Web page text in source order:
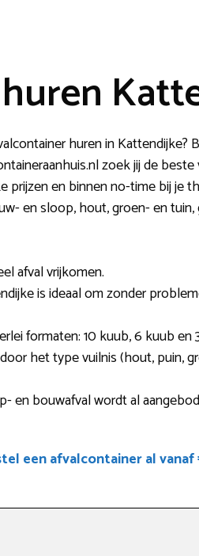
huren in
zoek jij de
prijzen en binnen no-time bij je
en sloop, hout, groen- en
afval vrijkomen.
is ideaal om zonder
formaten: 10 kuub, 6 kuub
het type vuilnis (hout, puin,
en bouwafval wordt al
een afvalcontainer al vanaf